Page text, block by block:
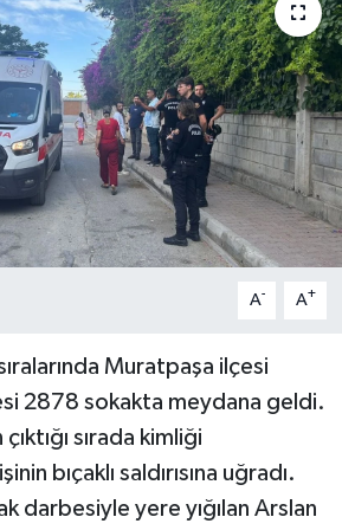
A- A+
Muratpaşa ilçesi
2878 sokakta meydana geldi.
sırada kimliği
bıçaklı saldırısına uğradı.
darbesiyle yere yığılan Arslan